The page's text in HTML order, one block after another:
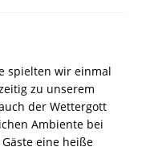
spielten wir einmal
zu unserem
der Wettergott
Ambiente bei
eine heiße